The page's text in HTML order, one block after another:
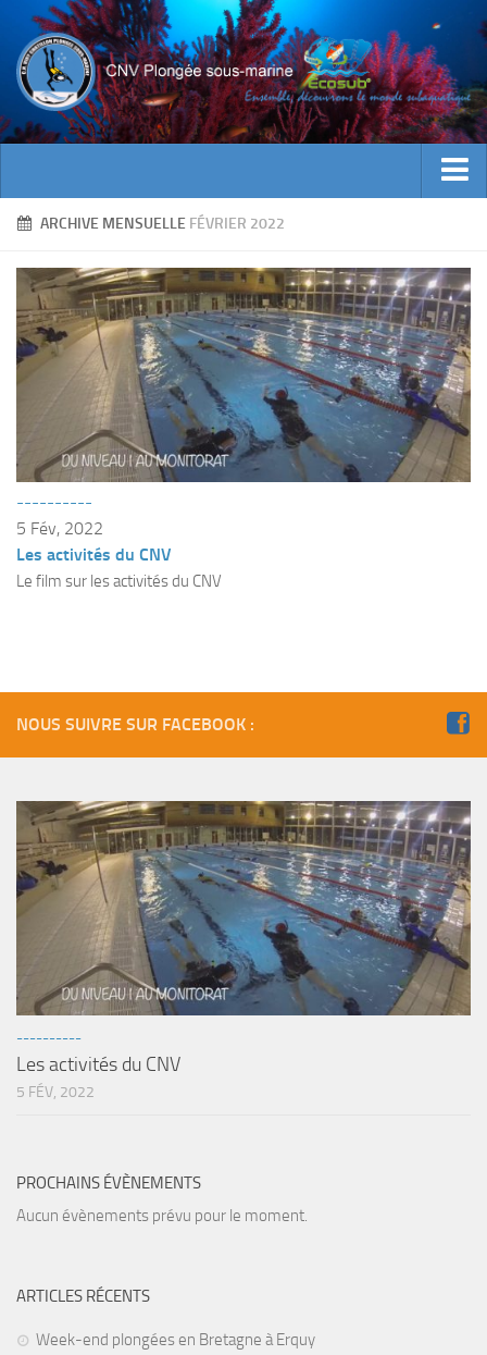
ACTUALITES
INFOS CNV
Bienvenue
Contacts
Documents utiles
Encadrement
Historique
ECOLE DE PLONGEE
Guide de palanquée N4
Initiateur
Moniteur Fédéral
Organisation
Responsables
Fosse
APNEE
SORTIES
Sorties 2025
Sorties 2024
Sorties 2022
ARCHIVE MENSUELLE FÉVRIER 2022
----------
5 Fév, 2022
Les activités du CNV
Le film sur les activités du CNV
NOUS SUIVRE SUR FACEBOOK :
----------
Les activités du CNV
5 FÉV, 2022
PROCHAINS ÉVÈNEMENTS
Aucun évènements prévu pour le moment.
ARTICLES RÉCENTS
Week-end plongées en Bretagne à Erquy